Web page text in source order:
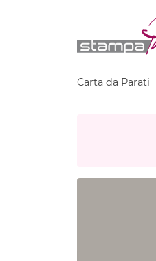
Carta da Parati